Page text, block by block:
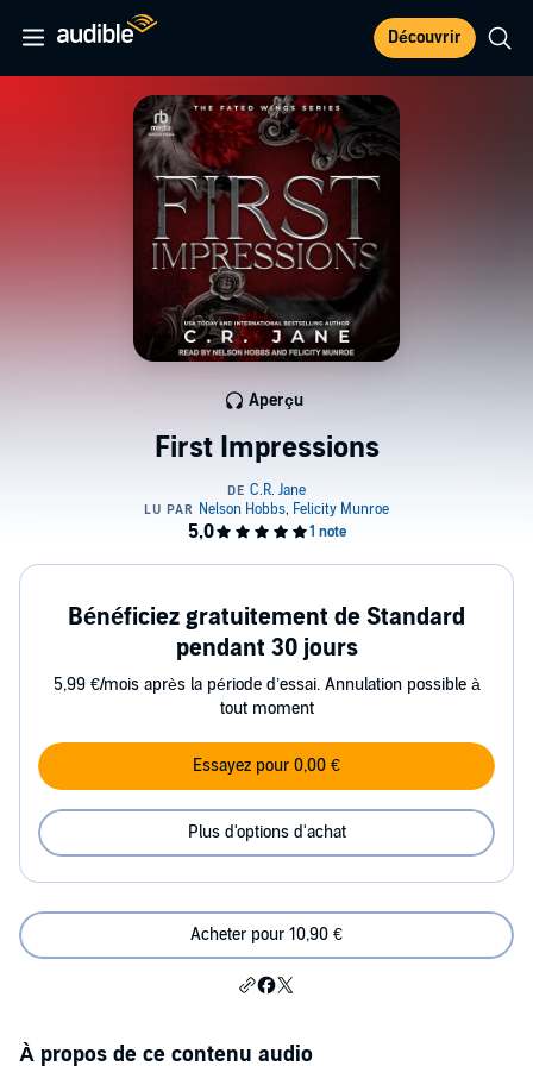
Découvrir
First Impressions
Aperçu
Bénéficiez gratuitement de Standard
pendant 30 jours
5,99 €/mois après la période d’essai. Annulation possible à
tout moment
Essayez pour 0,00 €
Plus d'options d'achat
Acheter pour 10,90 €
À propos de ce contenu audio